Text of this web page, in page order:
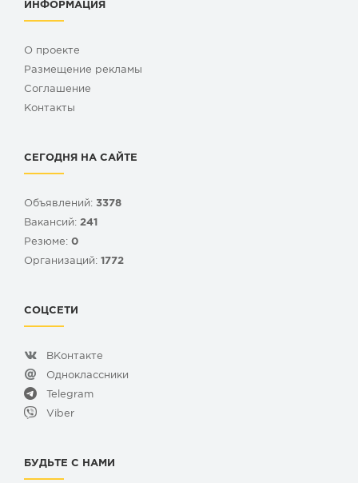
ИНФОРМАЦИЯ
О проекте
Размещение рекламы
Cоглашение
Контакты
СЕГОДНЯ НА САЙТЕ
Объявлений: 3378
Вакансий: 241
Резюме: 0
Организаций: 1772
СОЦСЕТИ
ВКонтакте
Одноклассники
Telegram
Viber
БУДЬТЕ С НАМИ